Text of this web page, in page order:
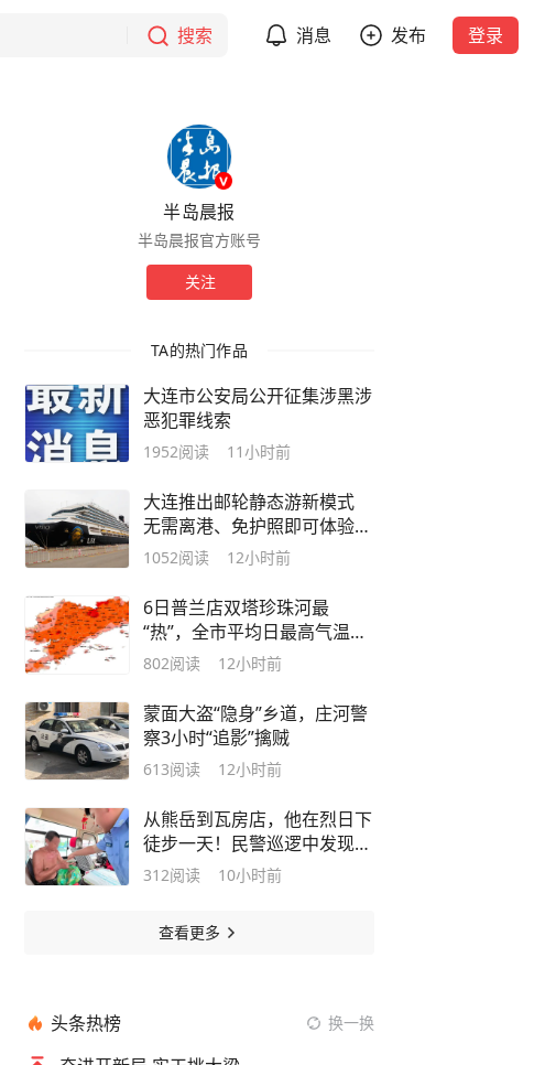
搜索 消息 发布 登录
半岛晨报
半岛晨报官方账号
关注
TA的热门作品
大连市公安局公开征集涉黑涉
恶犯罪线索
1952阅读 11小时前
大连推出邮轮静态游新模式
无需离港、免护照即可体验海
上微度假
1052阅读 12小时前
6日普兰店双塔珍珠河最
“热”，全市平均日最高气温上
升1.6℃
802阅读 12小时前
蒙面大盗“隐身”乡道，庄河警
察3小时“追影”擒贼
613阅读 12小时前
从熊岳到瓦房店，他在烈日下
徒步一天！民警巡逻中发现真
相
312阅读 10小时前
查看更多
头条热榜 换一换